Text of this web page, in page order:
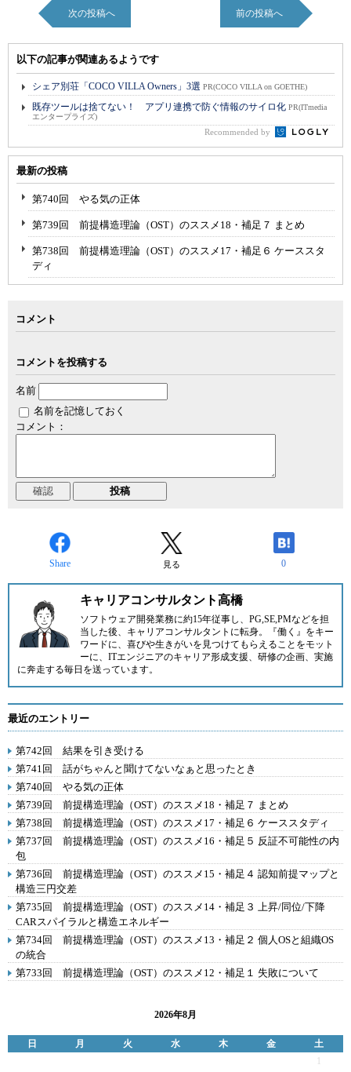
次の投稿へ 前の投稿へ
以下の記事が関連あるようです
シェア別荘「COCO VILLA Owners」3選 PR(COCO VILLA on GOETHE)
既存ツールは捨てない！ アプリ連携で防ぐ情報のサイロ化 PR(ITmedia
エンタープライズ)
Recommended by
最新の投稿
第740回 やる気の正体
第739回 前提構造理論（OST）のススメ18・補足７ まとめ
第738回 前提構造理論（OST）のススメ17・補足６ ケーススタ
ディ
コメント
コメントを投稿する
名前
名前を記憶しておく
コメント：
Share 見る 0
キャリアコンサルタント高橋
ソフトウェア開発業務に約15年従事し、PG,SE,PMなどを担
当した後、キャリアコンサルタントに転身。『働く』をキー
ワードに、喜びや生きがいを見つけてもらえることをモット
ーに、ITエンジニアのキャリア形成支援、研修の企画、実施
に奔走する毎日を送っています。
最近のエントリー
第742回 結果を引き受ける
第741回 話がちゃんと聞けてないなぁと思ったとき
第740回 やる気の正体
第739回 前提構造理論（OST）のススメ18・補足７ まとめ
第738回 前提構造理論（OST）のススメ17・補足６ ケーススタディ
第737回 前提構造理論（OST）のススメ16・補足５ 反証不可能性の内
包
第736回 前提構造理論（OST）のススメ15・補足４ 認知前提マップと
構造三円交差
第735回 前提構造理論（OST）のススメ14・補足３ 上昇/同位/下降
CARスパイラルと構造エネルギー
第734回 前提構造理論（OST）のススメ13・補足２ 個人OSと組織OS
の統合
第733回 前提構造理論（OST）のススメ12・補足１ 失敗について
2026年8月
日 月 火 水 木 金
土